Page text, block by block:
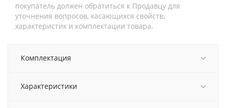
покупатель должен обратиться к Продавцу для
уточнения вопросов, касающихся свойств,
характеристик и комплектации товара.
Комплектация
Характеристики